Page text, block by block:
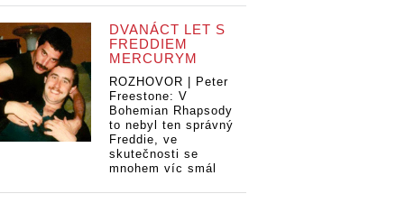
DVANÁCT LET S
FREDDIEM
MERCURYM
ROZHOVOR | Peter
Freestone: V
Bohemian Rhapsody
to nebyl ten správný
Freddie, ve
skutečnosti se
mnohem víc smál